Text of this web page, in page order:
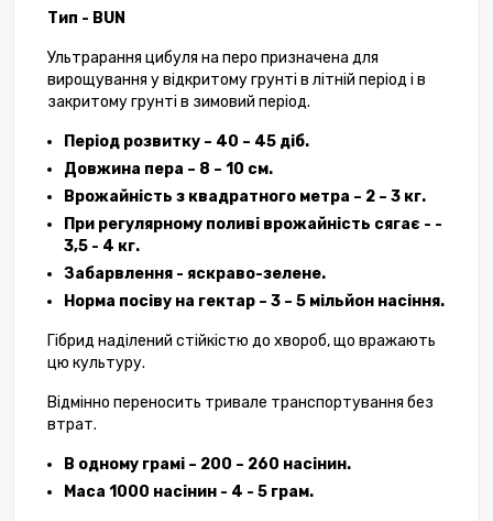
Тип - BUN
Ультрарання цибуля на перо призначена для
вирощування у відкритому грунті в літній період і в
закритому грунті в зимовий період.
Період розвитку – 40 – 45 діб.
Довжина пера – 8 – 10 см.
Врожайність з квадратного метра – 2 – 3 кг.
При регулярному поливі врожайність сягає - -
3,5 - 4 кг.
Забарвлення - яскраво-зелене.
Норма посіву на гектар – 3 – 5 мільйон насіння.
Гібрид наділений стійкістю до хвороб, що вражають
цю культуру.
Відмінно переносить тривале транспортування без
втрат.
В одному грамі – 200 – 260 насінин.
Маса 1000 насінин - 4 - 5 грам.